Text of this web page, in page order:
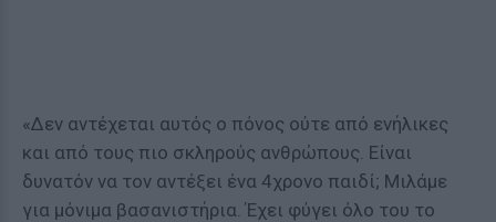
«Δεν αντέχεται αυτός ο πόνος ούτε από ενήλικες
και από τους πιο σκληρούς ανθρώπους. Είναι
δυνατόν να τον αντέξει ένα 4χρονο παιδί; Μιλάμε
για μόνιμα βασανιστήρια. Έχει φύγει όλο του το